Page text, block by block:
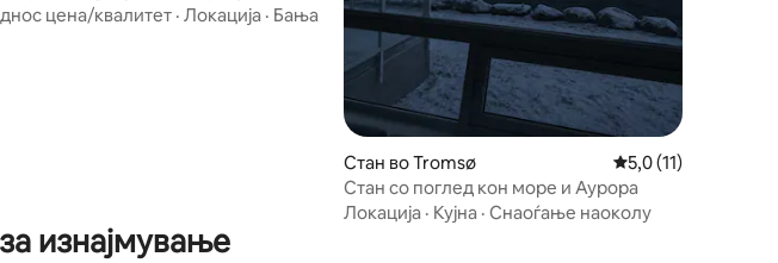
на планините и морето
цена/квалитет · Локација · Бања
Стан во Tromsø Просечна оцена:
5,0 (11)
Стан со поглед кон море и Аурора
Локација · Кујна · Снаоѓање наоколу
изнајмување